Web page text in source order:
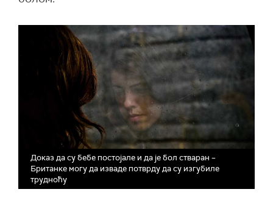
Доказ да су бебе постојале и да је бол стваран –
Британке могу да изваде потврду да су изгубиле
трудноћу